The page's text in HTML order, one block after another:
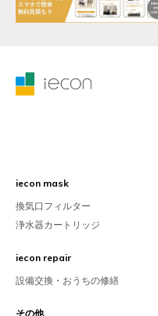
iecon mask
換気口フィルター
浄水器カートリッジ
iecon repair
設備交換・おうちの修繕
その他